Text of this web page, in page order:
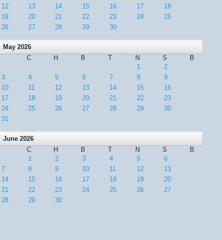
12
13 14 15 16 17
18
19
20 21 22 23 24
25
26
27 28 29 30
May 2026
C
H B T N S
B
1
2
3
4 5 6 7 8
9
10
11 12 13 14 15
16
17
18 19 20 21 22
23
24
25 26 27 28 29
30
31
June 2026
C
H B T N S
B
1
2 3 4 5
6
7
8 9 10 11 12
13
14
15 16 17 18 19
20
21
22 23 24 25 26
27
28
29 30